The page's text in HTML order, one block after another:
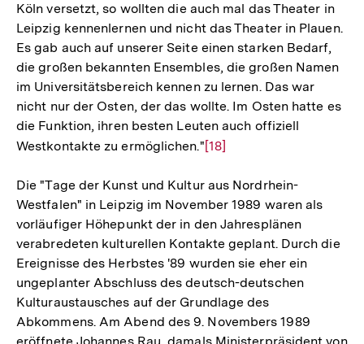
Köln versetzt, so wollten die auch mal das Theater in
Leipzig kennenlernen und nicht das Theater in Plauen.
Es gab auch auf unserer Seite einen starken Bedarf,
die großen bekannten Ensembles, die großen Namen
im Universitätsbereich kennen zu lernen. Das war
nicht nur der Osten, der das wollte. Im Osten hatte es
die Funktion, ihren besten Leuten auch offiziell
Westkontakte zu ermöglichen." Zur
der
Fußnote
[18]
Die "Tage der Kunst und Kultur aus Nordrhein-
Westfalen" in Leipzig im November 1989 waren als
vorläufiger Höhepunkt der in den Jahresplänen
verabredeten kulturellen Kontakte geplant. Durch die
Ereignisse des Herbstes '89 wurden sie eher ein
ungeplanter Abschluss des deutsch-deutschen
Kulturaustausches auf der Grundlage des
Abkommens. Am Abend des 9. Novembers 1989